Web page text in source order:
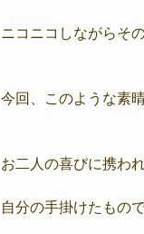
ニコニコしながらそ
今回、このような素
お二人の喜びに携わ
自分の手掛けたもの